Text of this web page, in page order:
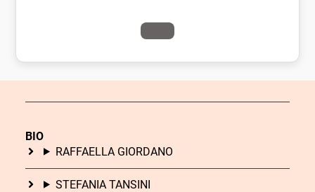
BIO
RAFFAELLA GIORDANO
STEFANIA TANSINI